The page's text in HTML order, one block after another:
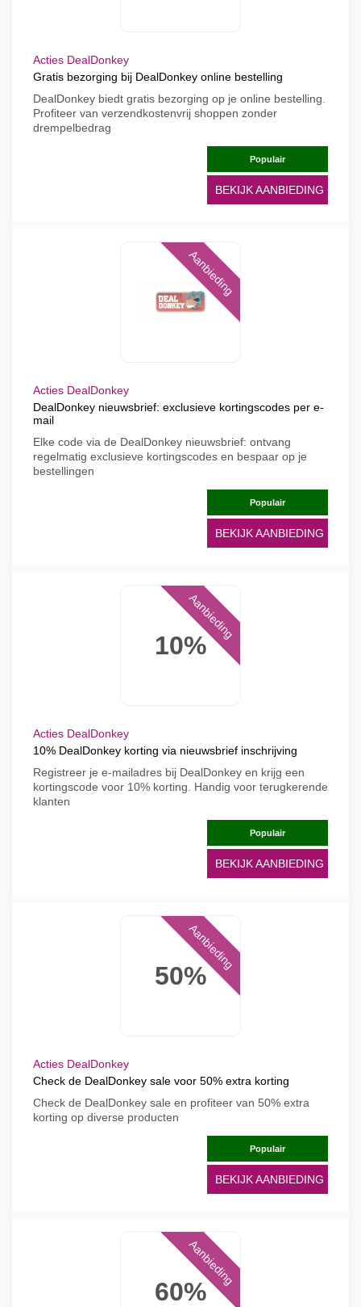
Acties DealDonkey
Gratis bezorging bij DealDonkey online bestelling
DealDonkey biedt gratis bezorging op je online bestelling.
Profiteer van verzendkostenvrij shoppen zonder
drempelbedrag
Populair
BEKIJK AANBIEDING
Aanbieding
Acties DealDonkey
DealDonkey nieuwsbrief: exclusieve kortingscodes per e-
mail
Elke code via de DealDonkey nieuwsbrief: ontvang
regelmatig exclusieve kortingscodes en bespaar op je
bestellingen
Populair
BEKIJK AANBIEDING
10%
Aanbieding
Acties DealDonkey
10% DealDonkey korting via nieuwsbrief inschrijving
Registreer je e-mailadres bij DealDonkey en krijg een
kortingscode voor 10% korting. Handig voor terugkerende
klanten
Populair
BEKIJK AANBIEDING
50%
Aanbieding
Acties DealDonkey
Check de DealDonkey sale voor 50% extra korting
Check de DealDonkey sale en profiteer van 50% extra
korting op diverse producten
Populair
BEKIJK AANBIEDING
60%
Aanbieding